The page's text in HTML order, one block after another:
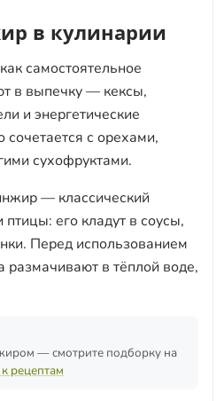
в кулинарии
самостоятельное
в выпечку — кексы,
и энергетические
сочетается с орехами,
сухофруктами.
— классический
его кладут в соусы,
Перед использованием
размачивают в тёплой воде,
— смотрите подборку на
рецептам